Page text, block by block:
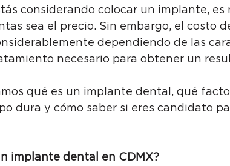
considerando colocar un implante, es
sea el precio. Sin embargo, el costo
dependiendo de las
necesario para obtener un
qué es un implante dental, qué
dura y cómo saber si eres candidato
implante dental en CDMX?